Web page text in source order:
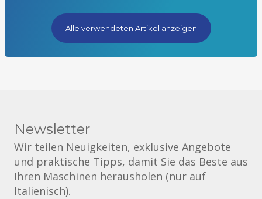
Alle verwendeten Artikel anzeigen
Newsletter
Wir teilen Neuigkeiten, exklusive Angebote
und praktische Tipps, damit Sie das Beste aus
Ihren Maschinen herausholen (nur auf
Italienisch).